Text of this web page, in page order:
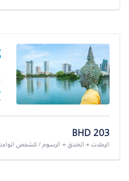
BHD 203
الرحلات + الفندق + الرسوم / للشخص الواحد